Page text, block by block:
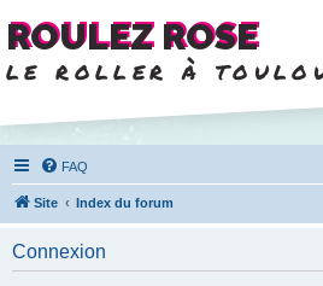
ROULEZ ROSE
le roller à
FAQ
Site Index du forum
Connexion